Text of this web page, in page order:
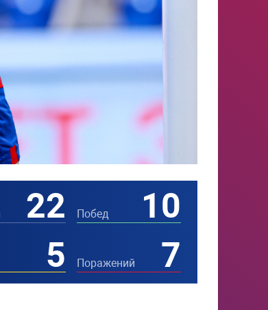
22 Побед 10
5 Поражений 7